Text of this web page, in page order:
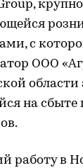
с
ООО
области
на сбыте
работу в